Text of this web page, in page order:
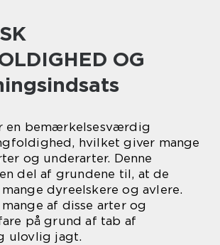
OG
en bemærkelsesværdig
hvilket giver mange
og underarter. Denne
del af grundene til, at de
dyreelskere og avlere.
af disse arter og
på grund af tab af
ulovlig jagt.